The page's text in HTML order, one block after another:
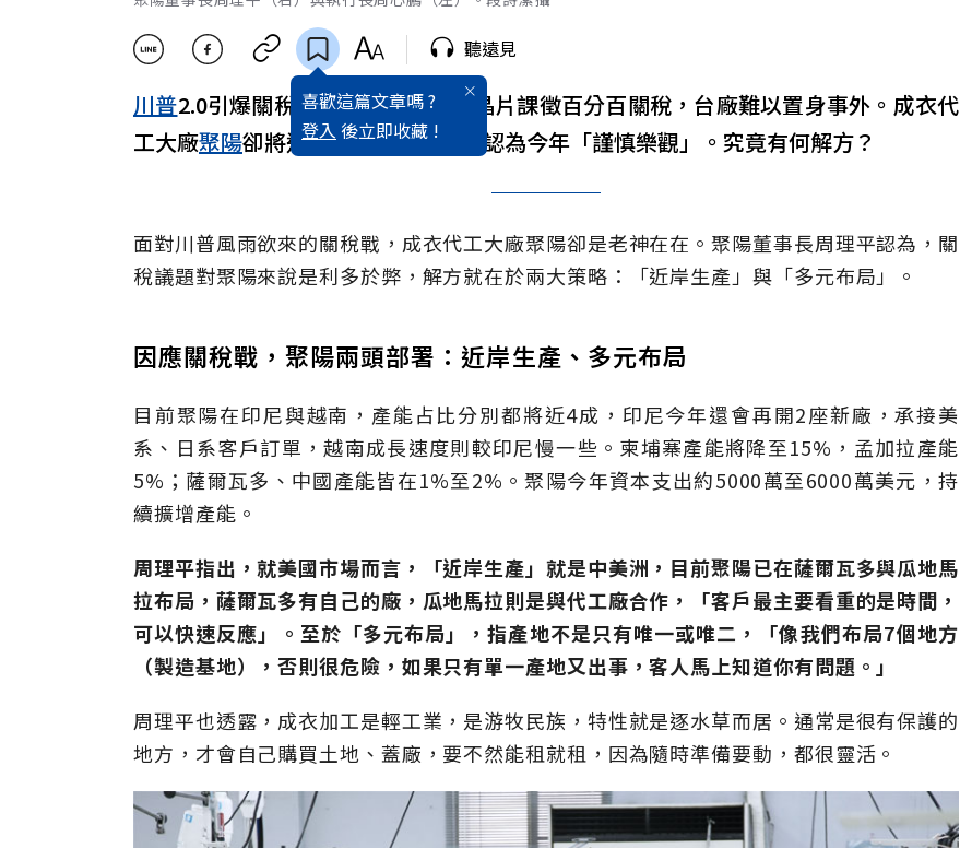
喜歡這篇文章嗎 ?
登入 後立即收藏 !
聽遠見
川普2.0引爆關稅戰，又聲稱要對台晶片課徵百分百關稅，台廠難以置身事外。成衣代
工大廠聚陽卻將這挑戰視為機會，還認為今年「謹慎樂觀」。究竟有何解方？
面對川普風雨欲來的關稅戰，成衣代工大廠聚陽卻是老神在在。聚陽董事長周理平認為，關
稅議題對聚陽來說是利多於弊，解方就在於兩大策略：「近岸生產」與「多元布局」。
因應關稅戰，聚陽兩頭部署：近岸生產、多元布局
目前聚陽在印尼與越南，產能占比分別都將近4成，印尼今年還會再開2座新廠，承接美
系、日系客戶訂單，越南成長速度則較印尼慢一些。柬埔寨產能將降至15%，孟加拉產能
5%；薩爾瓦多、中國產能皆在1%至2%。聚陽今年資本支出約5000萬至6000萬美元，持
續擴增產能。
周理平指出，就美國市場而言，「近岸生產」就是中美洲，目前聚陽已在薩爾瓦多與瓜地馬
拉布局，薩爾瓦多有自己的廠，瓜地馬拉則是與代工廠合作，「客戶最主要看重的是時間，
可以快速反應」。至於「多元布局」，指產地不是只有唯一或唯二，「像我們布局7個地方
（製造基地），否則很危險，如果只有單一產地又出事，客人馬上知道你有問題。」
周理平也透露，成衣加工是輕工業，是游牧民族，特性就是逐水草而居。通常是很有保護的
地方，才會自己購買土地、蓋廠，要不然能租就租，因為隨時準備要動，都很靈活。